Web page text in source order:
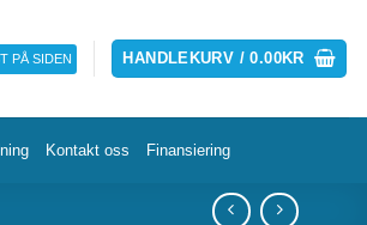
PÅ SIDEN HANDLEKURV /0.00KR
Kontakt oss Finansiering